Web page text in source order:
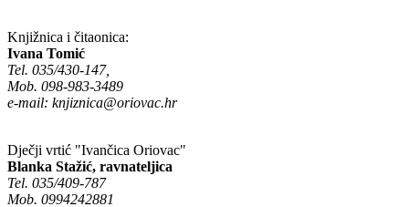
Knjižnica i čitaonica:
Ivana Tomić
Tel. 035/430-147,
Mob. 098-983-3489
e-mail: knjiznica@oriovac.hr
Dječji vrtić "Ivančica Oriovac"
Blanka Stažić, ravnateljica
Tel. 035/409-787
Mob. 0994242881